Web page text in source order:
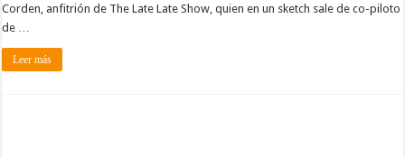
Corden, anfitrión de The Late Late Show, quien en un sketch sale de co-piloto
de …
Leer más